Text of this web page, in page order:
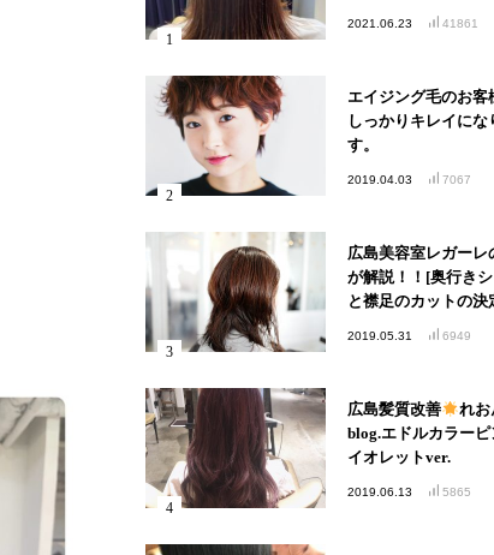
2021.06.23 41861
エイジング毛のお客
しっかりキレイにな
す。
2019.04.03 7067
広島美容室レガーレ
が解説！！[奥行き
と襟足のカットの決
2019.05.31 6949
広島髪質改善
れお
blog.エドルカラー
イオレットver.
2019.06.13 5865